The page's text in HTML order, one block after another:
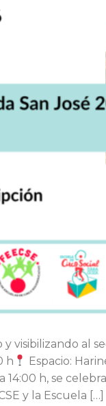
visibilizando al
h Espacio:
14:00 h, se
y la Escuela […]